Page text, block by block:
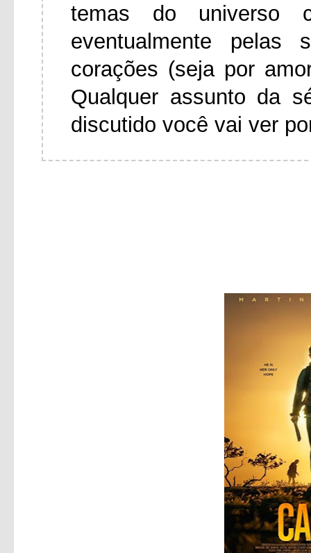
temas do universo
eventualmente pelas
corações (seja por
Qualquer assunto da
discutido você vai ver